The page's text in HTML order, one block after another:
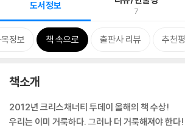
도서정보 7
정보 책 속으로 출판사 리뷰 추천평
책소개
2012년 크리스채너티 투데이 올해의 책 수상!
우리는 이미 거룩하다. 그러나 더 거룩해져야 한다!